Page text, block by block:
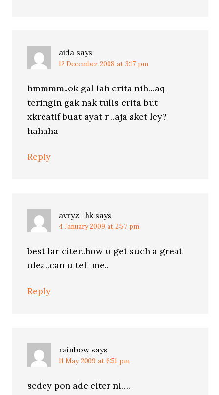
aida says
12 December 2008 at 3:17 pm
hmmmm..ok gal lah crita nih…aq
teringin gak nak tulis crita but
xkreatif buat ayat r…aja sket ley?
hahaha
Reply
avryz_hk says
4 January 2009 at 2:57 pm
best lar citer..how u get such a great
idea..can u tell me..
Reply
rainbow says
11 May 2009 at 6:51 pm
sedey pon ade citer ni….